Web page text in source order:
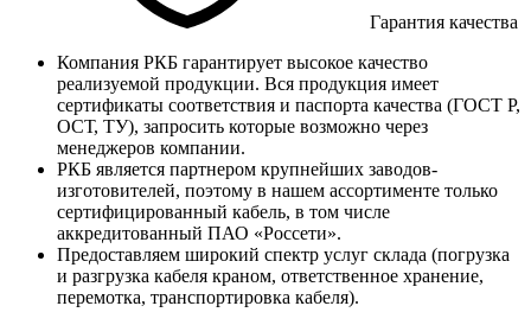
Гарантия качества
Компания РКБ гарантирует высокое качество
реализуемой продукции. Вся продукция имеет
сертификаты соответствия и паспорта качества (ГОСТ Р,
ОСТ, ТУ), запросить которые возможно через
менеджеров компании.
РКБ является партнером крупнейших заводов-
изготовителей, поэтому в нашем ассортименте только
сертифицированный кабель, в том числе
аккредитованный ПАО «Россети».
Предоставляем широкий спектр услуг склада (погрузка
и разгрузка кабеля краном, ответственное хранение,
перемотка, транспортировка кабеля).